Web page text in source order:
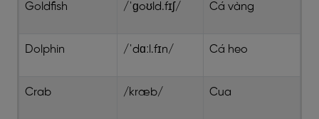
Goldfish /ˈɡoʊld.fɪʃ/ Cá vàng
Dolphin /ˈdɑːl.fɪn/ Cá heo
Crab /kræb/ Cua